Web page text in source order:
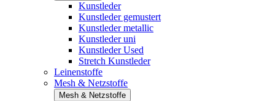
Kunstleder
Kunstleder gemustert
Kunstleder metallic
Kunstleder uni
Kunstleder Used
Stretch Kunstleder
Leinenstoffe
Mesh & Netzstoffe
Mesh & Netzstoffe